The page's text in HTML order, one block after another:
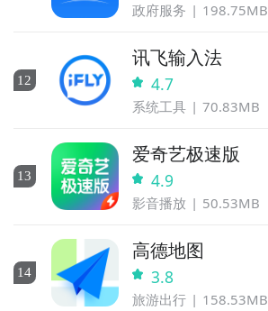
政府服务 198.75MB
12
讯飞输入法
4.7
系统工具 70.83MB
13
爱奇艺极速版
4.9
影音播放 50.53MB
14
高德地图
3.8
旅游出行 158.53MB